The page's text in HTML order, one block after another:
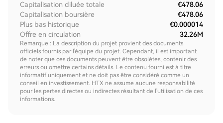
Capitalisation diluée totale
€478.06
Capitalisation boursière
€478.06
Plus bas historique
€0.000014
Offre en circulation
32.26M
Remarque : La description du projet provient des documents
officiels fournis par l'équipe du projet. Cependant, il est important
de noter que ces documents peuvent être obsolètes, contenir des
erreurs ou omettre certains détails. Le contenu fourni est à titre
informatif uniquement et ne doit pas être considéré comme un
conseil en investissement. HTX ne assume aucune responsabilité
pour les pertes directes ou indirectes résultant de l'utilisation de ces
informations.